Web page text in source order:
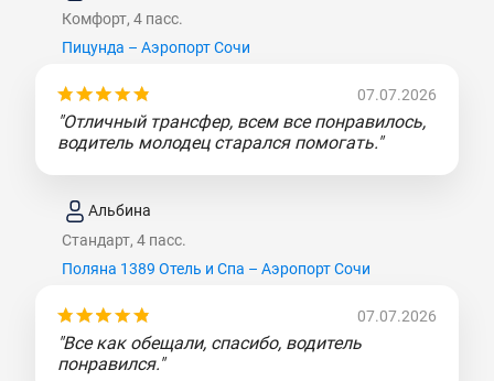
Комфорт, 4 пасс.
Пицунда – Аэропорт Сочи
07.07.2026
"Отличный трансфер, всем все понравилось,
водитель молодец старался помогать."
Альбина
Стандарт, 4 пасс.
Поляна 1389 Отель и Спа – Аэропорт Сочи
07.07.2026
"Все как обещали, спасибо, водитель
понравился."